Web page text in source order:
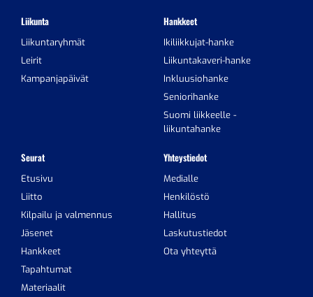
Liikunta
Liikuntaryhmät
Leirit
Kampanjapäivät
Hankkeet
Ikiliikkujat-hanke
Liikuntakaveri-hanke
Inkluusiohanke
Seniorihanke
Suomi liikkeelle -
liikuntahanke
Seurat
Etusivu
Liitto
Kilpailu ja valmennus
Jäsenet
Hankkeet
Tapahtumat
Materiaalit
Yhteystiedot
Medialle
Henkilöstö
Hallitus
Laskutustiedot
Ota yhteyttä